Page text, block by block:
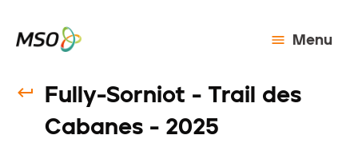
Menu
Fully-Sorniot - Trail des
Cabanes - 2025